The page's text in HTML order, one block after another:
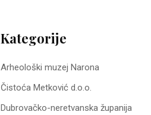
Kategorije
Arheološki muzej Narona
Čistoća Metković d.o.o.
Dubrovačko-neretvanska županija